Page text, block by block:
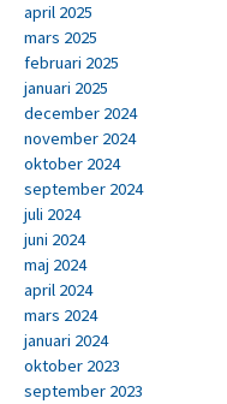
april 2025
mars 2025
februari 2025
januari 2025
december 2024
november 2024
oktober 2024
september 2024
juli 2024
juni 2024
maj 2024
april 2024
mars 2024
januari 2024
oktober 2023
september 2023